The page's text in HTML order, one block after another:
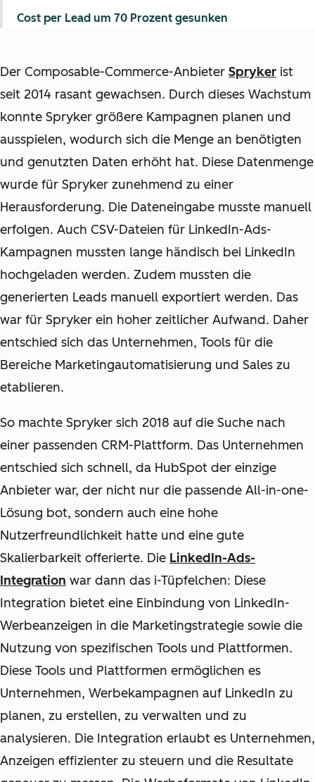
Der Composable-Commerce-Anbieter Spryker ist
seit 2014 rasant gewachsen. Durch dieses Wachstum
konnte Spryker größere Kampagnen planen und
ausspielen, wodurch sich die Menge an benötigten
und genutzten Daten erhöht hat. Diese Datenmenge
wurde für Spryker zunehmend zu einer
Herausforderung. Die Dateneingabe musste manuell
erfolgen. Auch CSV-Dateien für LinkedIn-Ads-
Kampagnen mussten lange händisch bei LinkedIn
hochgeladen werden. Zudem mussten die
generierten Leads manuell exportiert werden. Das
war für Spryker ein hoher zeitlicher Aufwand. Daher
entschied sich das Unternehmen, Tools für die
Bereiche Marketingautomatisierung und Sales zu
etablieren.
So machte Spryker sich 2018 auf die Suche nach
einer passenden CRM-Plattform. Das Unternehmen
entschied sich schnell, da HubSpot der einzige
Anbieter war, der nicht nur die passende All-in-one-
Lösung bot, sondern auch eine hohe
Nutzerfreundlichkeit hatte und eine gute
Skalierbarkeit offerierte. Die LinkedIn-Ads-
Integration war dann das i-Tüpfelchen: Diese
Integration bietet eine Einbindung von LinkedIn-
Werbeanzeigen in die Marketingstrategie sowie die
Nutzung von spezifischen Tools und Plattformen.
Diese Tools und Plattformen ermöglichen es
Unternehmen, Werbekampagnen auf LinkedIn zu
planen, zu erstellen, zu verwalten und zu
analysieren. Die Integration erlaubt es Unternehmen,
Anzeigen effizienter zu steuern und die Resultate
Cost per Lead um 70 Prozent gesunken